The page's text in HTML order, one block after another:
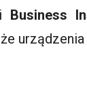
Business